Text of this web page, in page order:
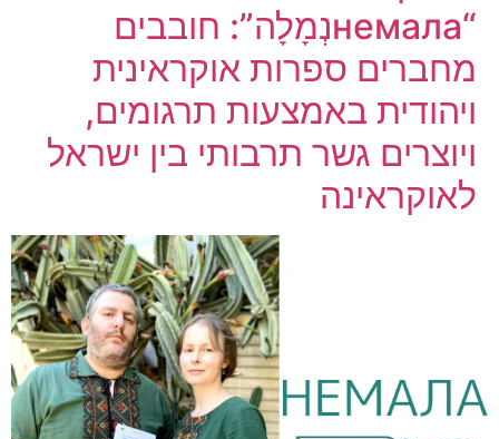
“немалаנְמָלָה”: חובבים
מחברים ספרות אוקראינית
ויהודית באמצעות תרגומים,
ויוצרים גשר תרבותי בין ישראל
לאוקראינה